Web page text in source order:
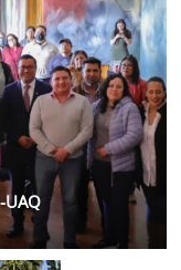
UAQ